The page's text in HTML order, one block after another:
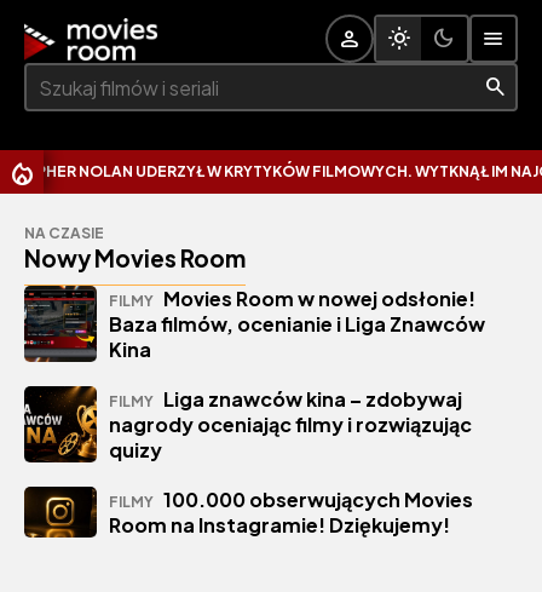
Szukaj:
UDERZYŁ W KRYTYKÓW FILMOWYCH. WYTKNĄŁ IM NAJCZĘSTSZY
NA CZASIE
Nowy Movies Room
FILMY Movies Room w nowej odsłonie!
Baza filmów, ocenianie i Liga Znawców
Kina
FILMY Liga znawców kina – zdobywaj
nagrody oceniając filmy i rozwiązując
quizy
FILMY 100.000 obserwujących Movies
Room na Instagramie! Dziękujemy!